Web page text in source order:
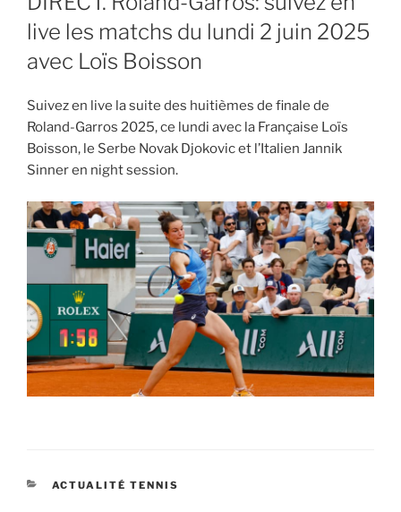
live les matchs du lundi 2 juin 2025
avec Loïs Boisson
Suivez en live la suite des huitièmes de finale de
Roland-Garros 2025, ce lundi avec la Française Loïs
Boisson, le Serbe Novak Djokovic et l’Italien Jannik
Sinner en night session.
CATEGORIES
ACTUALITÉ TENNIS